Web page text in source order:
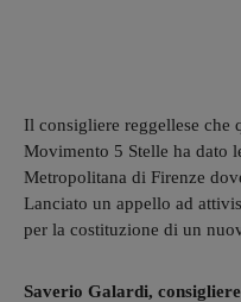
Il consigliere reggellese che
Movimento 5 Stelle ha dato
Metropolitana di Firenze
Lanciato un appello ad
per la costituzione di un
Saverio Galardi,